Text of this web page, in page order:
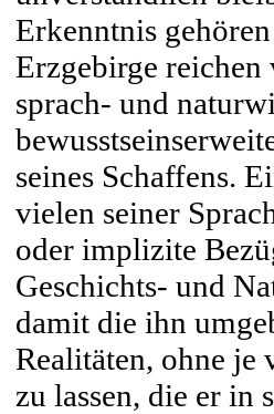
Erkenntnis
Erzgebirge
sprach- und
seines Schaffens.
vielen seiner
oder implizite
Geschichts- und
damit die ihn
Realitäten, ohne
zu lassen, die er in